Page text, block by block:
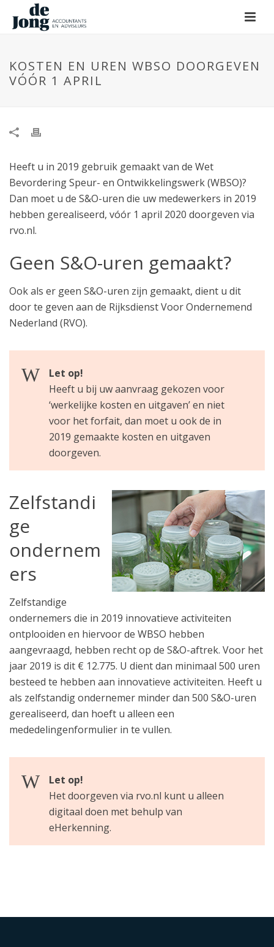
KOSTEN EN UREN WBSO DOORGEVEN
VÓÓR 1 APRIL
Heeft u in 2019 gebruik gemaakt van de Wet
Bevordering Speur- en Ontwikkelingswerk (WBSO)?
Dan moet u de S&O-uren die uw medewerkers in 2019
hebben gerealiseerd, vóór 1 april 2020 doorgeven via
rvo.nl.
Geen S&O-uren gemaakt?
Ook als er geen S&O-uren zijn gemaakt, dient u dit
door te geven aan de Rijksdienst Voor Ondernemend
Nederland (RVO).
Let op!
Heeft u bij uw aanvraag gekozen voor
‘werkelijke kosten en uitgaven’ en niet
voor het forfait, dan moet u ook de in
2019 gemaakte kosten en uitgaven
doorgeven.
Zelfstandi
ge
ondernem
ers
Zelfstandige
ondernemers die in 2019 innovatieve activiteiten
ontplooiden en hiervoor de WBSO hebben
aangevraagd, hebben recht op de S&O-aftrek. Voor het
jaar 2019 is dit € 12.775. U dient dan minimaal 500 uren
besteed te hebben aan innovatieve activiteiten. Heeft u
als zelfstandig ondernemer minder dan 500 S&O-uren
gerealiseerd, dan hoeft u alleen een
mededelingenformulier in te vullen.
Let op!
Het doorgeven via rvo.nl kunt u alleen
digitaal doen met behulp van
eHerkenning.